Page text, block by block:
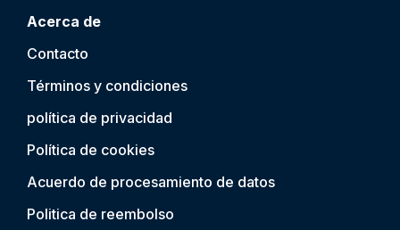
Acerca de
Contacto
Términos y condiciones
política de privacidad
Política de cookies
Acuerdo de procesamiento de datos
Politica de reembolso